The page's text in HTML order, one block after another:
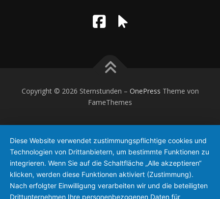
Copyright © 2026 Sternstunden – OnePress Theme von
FameThemes
Diese Website verwendet zustimmungspflichtige cookies und
Technologien von Drittanbietern, um bestimmte Funktionen zu
integrieren. Wenn Sie auf die Schaltfläche „Alle akzeptieren“
klicken, werden diese Funktionen aktiviert (Zustimmung).
Nach erfolgter Einwilligung verarbeiten wir und die beteiligten
Drittunternehmen Ihre personenbezogenen Daten für